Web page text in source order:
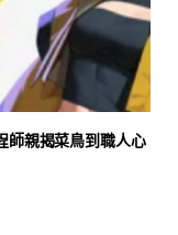
師親揭菜鳥到職人心